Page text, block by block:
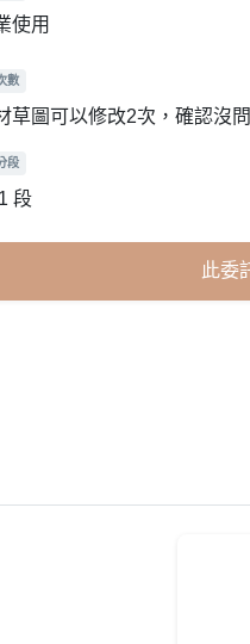
使用
數
草圖可以修改2次，確認沒
段
段
此委